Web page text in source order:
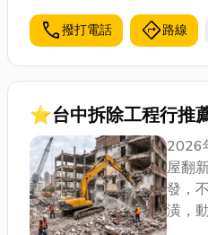
call撥打電話 directions路線
⭐台中拆除工程行推
麼算？裝潢拆除、合
行挑選攻略
2026
屋翻
發，
潢，